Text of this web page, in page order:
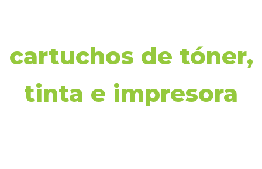
cartuchos de tóner,
tinta e impresora